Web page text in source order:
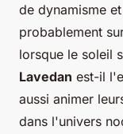
de dynamisme
probablement
lorsque le soleil
Lavedan est-il
aussi animer
dans l'univers